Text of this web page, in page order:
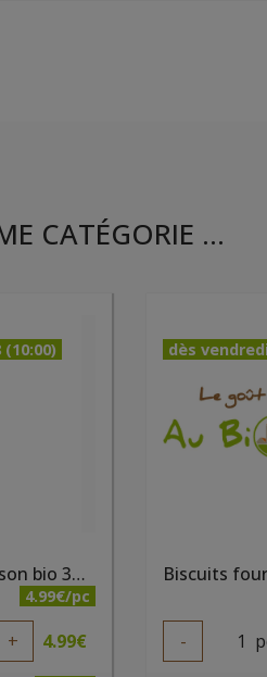
CATÉGORIE ...
Biscuits choco Bisson bio 300g
4.99€/pc
+ 4.99€
dès
- 1